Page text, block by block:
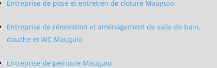
Entreprise de pose et entretien de cloture Mauguio
Entreprise de rénovation et aménagement de salle de bain,
douche et WC Mauguio
Entreprise de peinture Mauguio